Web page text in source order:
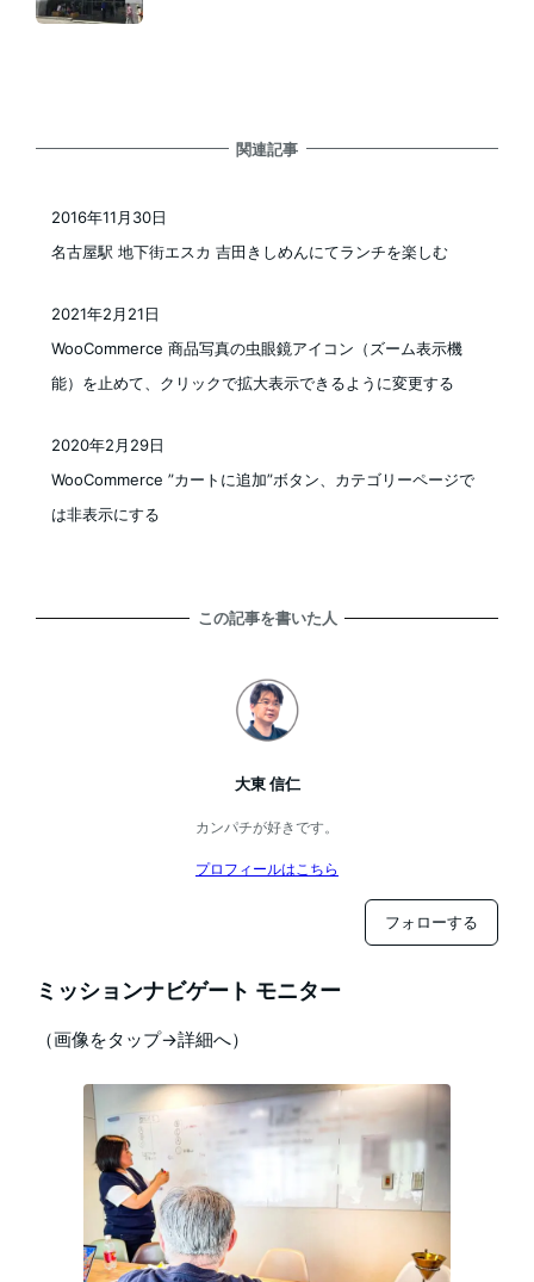
関連記事
名古屋駅 地下街エスカ 吉田きしめんにてランチを楽しむ
2016年11月30日
WooCommerce 商品写真の虫眼鏡アイコン（ズーム表示機
能）を止めて、クリックで拡大表示できるように変更する
2021年2月21日
WooCommerce ”カートに追加”ボタン、カテゴリーページで
は非表示にする
2020年2月29日
この記事を書いた人
大東 信仁
カンパチが好きです。
プロフィールはこちら
フォローする
ミッションナビゲート モニター
（画像をタップ→詳細へ）